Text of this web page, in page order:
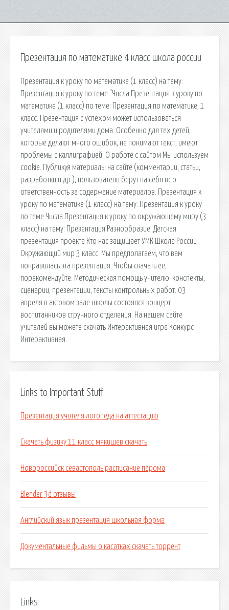
Презентация по математике 4 класс школа россии
Презентация к уроку по математике (1 класс) на тему:
Презентация к уроку по теме "Числа Презентация к уроку по
математике (1 класс) по теме: Презентация по математике, 1
класс. Презентация с успехом может использоваться
учителями и родителями дома. Особенно для тех детей,
которые делают много ошибок, не понимают текст, имеют
проблемы с каллиграфией. О работе с сайтом Мы используем
cookie. Публикуя материалы на сайте (комментарии, статьи,
разработки и др.), пользователи берут на себя всю
ответственность за содержание материалов. Презентация к
уроку по математике (1 класс) на тему: Презентация к уроку
по теме Числа Презентация к уроку по окружающему миру (3
класс) на тему: Презентация Разнообразие. Детская
презентация проекта Кто нас защищает УМК Школа России
Окружающий мир 3 класс. Мы предполагаем, что вам
понравилась эта презентация. Чтобы скачать ее,
порекомендуйте. Методическая помощь учителю: конспекты,
сценарии, презентации, тексты контрольных работ. 03
апреля в актовом зале школы состоялся концерт
воспитанников струнного отделения. На нашем сайте
учителей вы можете скачать Интерактивная игра Конкурс
Интерактивная.
Links to Important Stuff
Презентация учителя логопеда на аттестацию
Скачать физику 11 класс мякишев скачать
Новороссийск севастополь расписание парома
Blender 3d отзывы
Английский язык презентация школьная форма
Документальные фильмы о касатках скачать торрент
Links